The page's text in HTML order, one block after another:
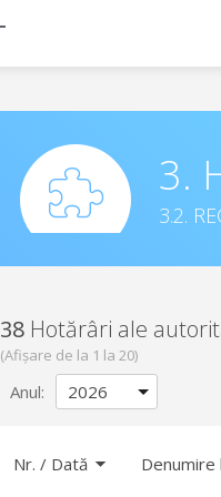
3.
3.2.
38 Hotărâri ale
(Afișare de la 1 la 20)
Anul:
Nr. / Dată